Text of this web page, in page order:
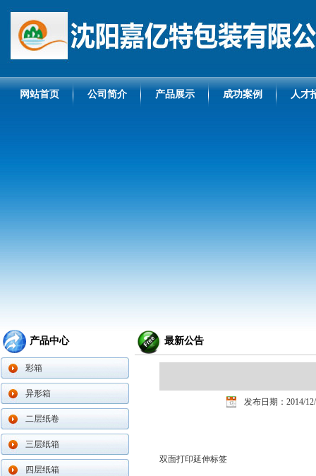
网站首页 公司简介 产品展示 成功案例 人才
产品中心
彩箱
异形箱
二层纸卷
三层纸箱
四层纸箱
最新公告
发布日期：2014/
双面打印延伸标签